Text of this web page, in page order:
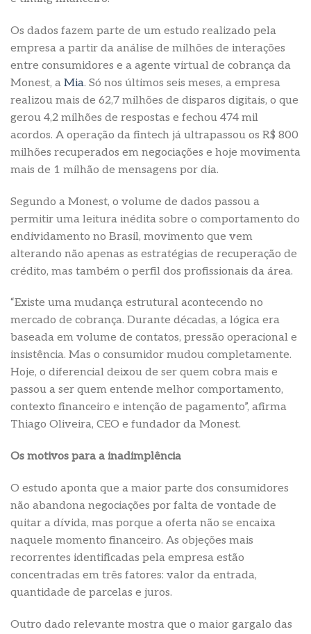
Os dados fazem parte de um estudo realizado pela
empresa a partir da análise de milhões de interações
entre consumidores e a agente virtual de cobrança da
Monest, a Mia. Só nos últimos seis meses, a empresa
realizou mais de 62,7 milhões de disparos digitais, o que
gerou 4,2 milhões de respostas e fechou 474 mil
acordos. A operação da fintech já ultrapassou os R$ 800
milhões recuperados em negociações e hoje movimenta
mais de 1 milhão de mensagens por dia.
Segundo a Monest, o volume de dados passou a
permitir uma leitura inédita sobre o comportamento do
endividamento no Brasil, movimento que vem
alterando não apenas as estratégias de recuperação de
crédito, mas também o perfil dos profissionais da área.
“Existe uma mudança estrutural acontecendo no
mercado de cobrança. Durante décadas, a lógica era
baseada em volume de contatos, pressão operacional e
insistência. Mas o consumidor mudou completamente.
Hoje, o diferencial deixou de ser quem cobra mais e
passou a ser quem entende melhor comportamento,
contexto financeiro e intenção de pagamento”, afirma
Thiago Oliveira, CEO e fundador da Monest.
Os motivos para a inadimplência
O estudo aponta que a maior parte dos consumidores
não abandona negociações por falta de vontade de
quitar a dívida, mas porque a oferta não se encaixa
naquele momento financeiro. As objeções mais
recorrentes identificadas pela empresa estão
concentradas em três fatores: valor da entrada,
quantidade de parcelas e juros.
Outro dado relevante mostra que o maior gargalo das